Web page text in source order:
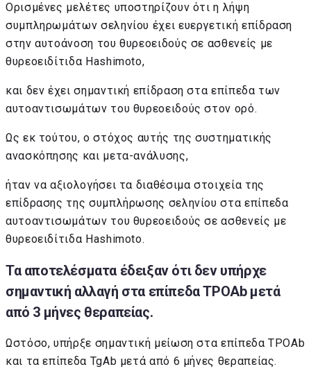
Ορισμένες μελέτες υποστηρίζουν ότι η λήψη
συμπληρωμάτων σεληνίου έχει ευεργετική επίδραση
στην αυτοάνοση του θυρεοειδούς σε ασθενείς με
θυρεοειδίτιδα Hashimoto,
και δεν έχει σημαντική επίδραση στα επίπεδα των
αυτοαντισωμάτων του θυρεοειδούς στον ορό.
Ως εκ τούτου, ο στόχος αυτής της συστηματικής
ανασκόπησης και μετα-ανάλυσης,
ήταν να αξιολογήσει τα διαθέσιμα στοιχεία της
επίδρασης της συμπλήρωσης σεληνίου στα επίπεδα
αυτοαντισωμάτων του θυρεοειδούς σε ασθενείς με
θυρεοειδίτιδα Hashimoto.
Τα αποτελέσματα έδειξαν ότι δεν υπήρχε
σημαντική αλλαγή στα επίπεδα TPOAb μετά
από 3 μήνες θεραπείας.
Ωστόσο, υπήρξε σημαντική μείωση στα επίπεδα TPOAb
και τα επίπεδα TgAb μετά από 6 μήνες θεραπείας.